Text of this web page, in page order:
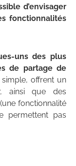
d’envisager
fonctionnalités
uns des plus
de partage de
offrent un
ainsi que des
fonctionnalité
permettent pas